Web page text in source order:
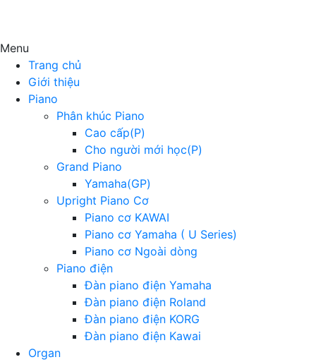
Menu
Trang chủ
Giới thiệu
Piano
Phân khúc Piano
Cao cấp(P)
Cho người mới học(P)
Grand Piano
Yamaha(GP)
Upright Piano Cơ
Piano cơ KAWAI
Piano cơ Yamaha ( U Series)
Piano cơ Ngoài dòng
Piano điện
Đàn piano điện Yamaha
Đàn piano điện Roland
Đàn piano điện KORG
Đàn piano điện Kawai
Organ